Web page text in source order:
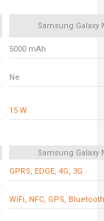
Samsung Galaxy
5000 mAh
Ne
15 W
Samsung Galaxy
GPRS, EDGE, 4G, 3G
WiFi, NFC, GPS, Bluetooth